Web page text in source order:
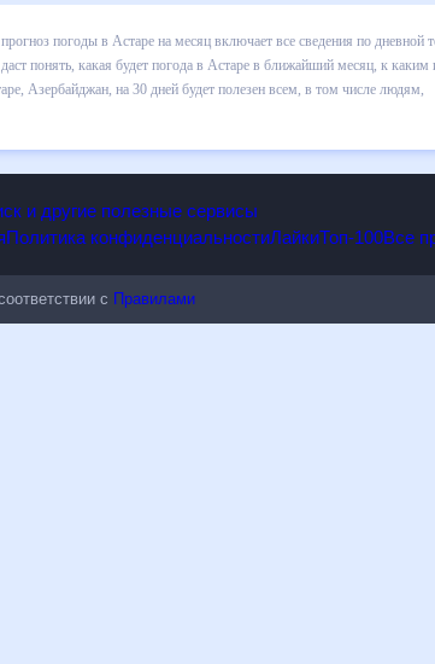
на 30 дней. Этот прогноз погоды в Астаре на
прогноза покажет все изменения в
нужно быть готовым и как правильно спланировать
всем, в том числе людям, чувствительным к
и другие полезные сервисы
в соответствии сПравилами